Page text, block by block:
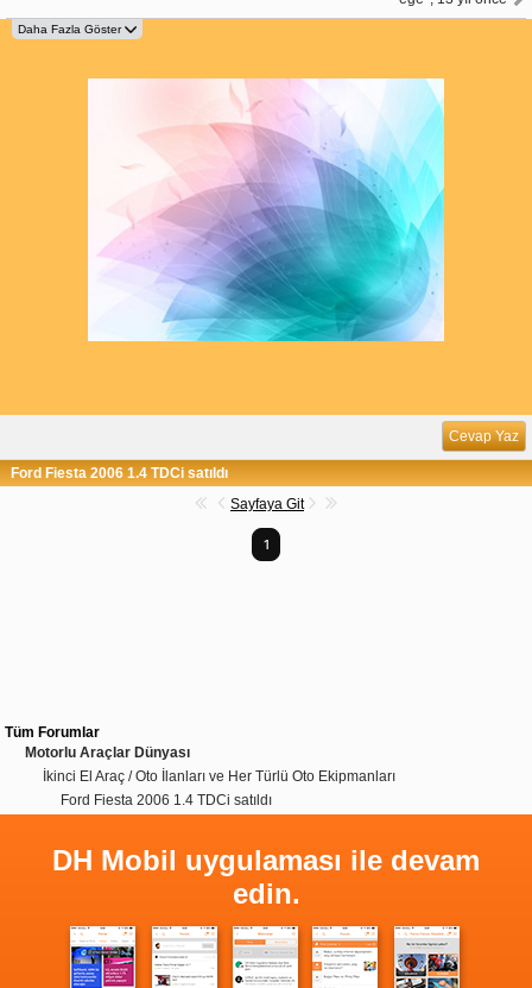
Cevap Yaz
Ford Fiesta 2006 1.4 TDCi satıldı
Sayfaya Git
1
Tüm Forumlar
Motorlu Araçlar Dünyası
İkinci El Araç / Oto İlanları ve Her Türlü Oto Ekipmanları
Ford Fiesta 2006 1.4 TDCi satıldı
DH Mobil uygulaması ile devam
edin.